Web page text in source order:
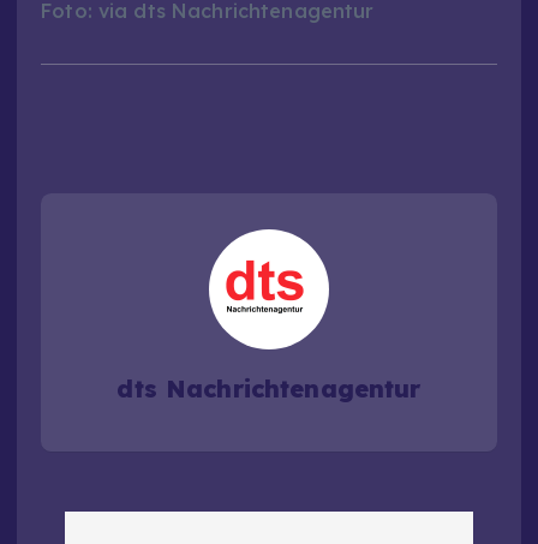
Foto: via dts Nachrichtenagentur
dts Nachrichtenagentur